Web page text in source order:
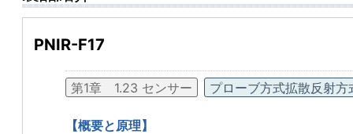
PNIR-F17
第1章 1.23 センサー プローブ方式拡散反射方
【概要と原理】